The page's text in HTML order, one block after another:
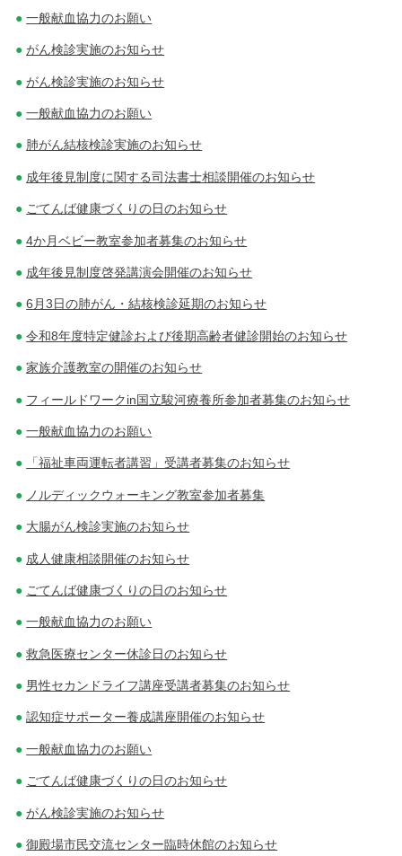
シ
ョ
ン
一般献血協力のお願い
がん検診実施のお知らせ
がん検診実施のお知らせ
一般献血協力のお願い
肺がん結核検診実施のお知らせ
成年後見制度に関する司法書士相談開催のお知らせ
ごてんば健康づくりの日のお知らせ
4か月ベビー教室参加者募集のお知らせ
成年後見制度啓発講演会開催のお知らせ
6月3日の肺がん・結核検診延期のお知らせ
令和8年度特定健診および後期高齢者健診開始のお知らせ
家族介護教室の開催のお知らせ
フィールドワークin国立駿河療養所参加者募集のお知らせ
一般献血協力のお願い
「福祉車両運転者講習」受講者募集のお知らせ
ノルディックウォーキング教室参加者募集
大腸がん検診実施のお知らせ
成人健康相談開催のお知らせ
ごてんば健康づくりの日のお知らせ
一般献血協力のお願い
救急医療センター休診日のお知らせ
男性セカンドライフ講座受講者募集のお知らせ
認知症サポーター養成講座開催のお知らせ
一般献血協力のお願い
ごてんば健康づくりの日のお知らせ
がん検診実施のお知らせ
御殿場市民交流センター臨時休館のお知らせ